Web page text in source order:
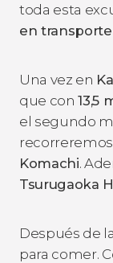
toda esta
en
Una vez en
que con13,5
el segundo
Komachi.
Tsurugaoka
Después de
para comer.